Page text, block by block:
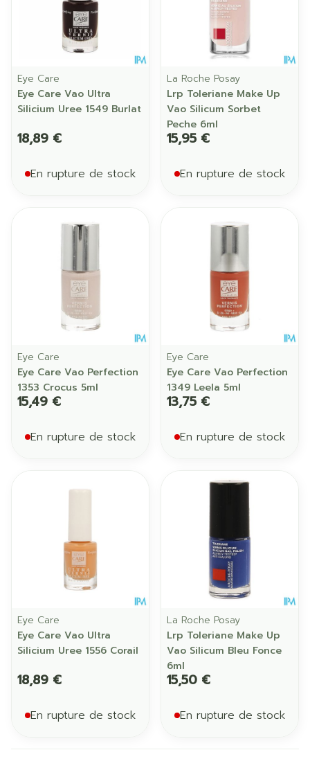
Eye Care
Eye Care Vao Ultra
Silicium Uree 1549 Burlat
18,89 €
En rupture de stock
La Roche Posay
Lrp Toleriane Make Up
Vao Silicum Sorbet
Peche 6ml
15,95 €
En rupture de stock
Eye Care
Eye Care Vao Perfection
1353 Crocus 5ml
15,49 €
En rupture de stock
Eye Care
Eye Care Vao Perfection
1349 Leela 5ml
13,75 €
En rupture de stock
Eye Care
Eye Care Vao Ultra
Silicium Uree 1556 Corail
18,89 €
En rupture de stock
La Roche Posay
Lrp Toleriane Make Up
Vao Silicum Bleu Fonce
6ml
15,50 €
En rupture de stock